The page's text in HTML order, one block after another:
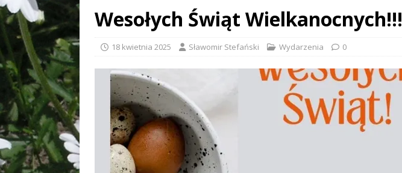
Wesołych Świąt Wielkanocnych!!!
18 kwietnia 2025 Sławomir Stefański Wydarzenia 0